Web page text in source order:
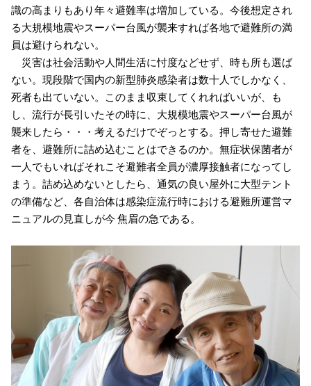
識の高まりもあり年々避難率は増加している。今後想定され
る大規模地震やスーパー台風が襲来すれば各地で避難所の満
員は避けられない。
災害は社会活動や人間生活に忖度などせず、時も所も選ば
ない。現段階で国内の新型肺炎感染者は数十人でしかなく、
死者も出ていない。このまま収束してくれればいいが、も
し、流行が長引いたその時に、大規模地震やスーパー台風が
襲来したら・・・考えるだけでぞっとする。押し寄せた避難
者を、避難所に詰め込むことはできるのか。無症状保菌者が
一人でもいればそれこそ避難者全員が濃厚接触者になってし
まう。詰め込めないとしたら、通気の良い屋外に大型テント
の準備など、各自治体は感染症流行時における避難所運営マ
ニュアルの見直しが今 焦眉の急である。